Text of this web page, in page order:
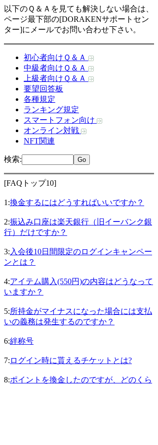
以下のＱ＆Ａを見ても解決しない場合は、
ページ最下部の[DORAKENサポートセン
ター]にメールでお問い合わせ下さい。
初心者向けＱ＆Ａ
中級者向けＱ＆Ａ
上級者向けＱ＆Ａ
要望回答板
各種規定
ランキング規定
スマートフォン向け
オンライン対戦
NFT関連
検索:
[FAQトップ10]
1:換金するにはどうすればいいですか？
2:振込み口座は楽天銀行（旧イーバンク銀
行）だけですか？
3: 入会後10日間限定のログインキャンペー
ンとは？
4:アイテム購入(550円)の内容はどうなって
いますか？
5:所持金がマイナスになった場合には支払
いの義務は発生するのですか？
6:絆称号
7: ログイン時に貰えるチケットとは?
8:ポイントを換金したのですが、どのくら